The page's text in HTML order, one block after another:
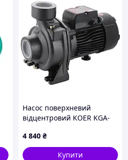
Насос поверхневий
відцентровий KOER KGA-
4 840 ₴
Купити